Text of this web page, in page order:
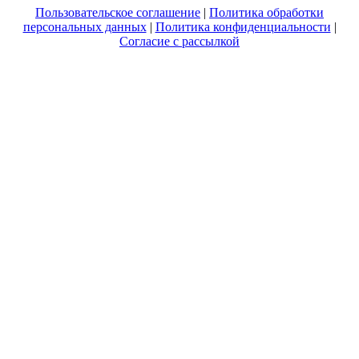
Пользовательское соглашение | Политика обработки
персональных данных| Политика конфиденциальности |
Согласие с рассылкой